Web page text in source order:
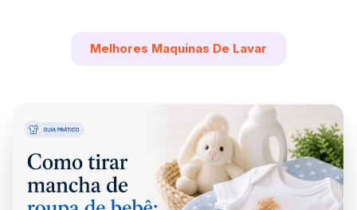
Melhores Maquinas De Lavar